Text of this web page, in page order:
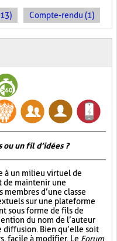
Compte-rendu (1)
ou un fil d’idées ?
à un milieu virtuel de
de maintenir une
d’une classe
sur une plateforme
sous forme de fils de
du nom de l’auteur
diffusion. Bien qu’elle soit
facile à modifier. Le Forum